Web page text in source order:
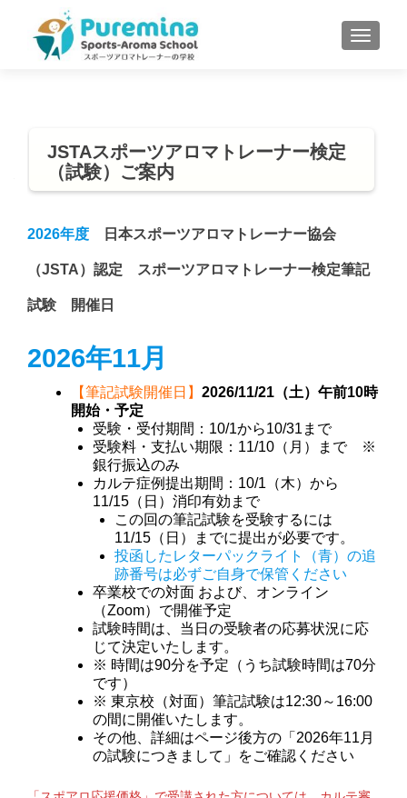
MENU
JSTAスポーツアロマトレーナー検定
（試験）ご案内
2026年度 日本スポーツアロマトレーナー協会
（JSTA）認定 スポーツアロマトレーナー検定筆記
試験 開催日
2026年11月
【筆記試験開催日】 2026/11/21（土）午前10時
開始・予定
受験・受付期間：10/1から10/31まで
受験料・支払い期限：11/10（月）まで ※
銀行振込のみ
カルテ症例提出期間：10/1（木）から
11/15（日）消印有効まで
この回の筆記試験を受験するには
11/15（日）までに提出が必要です。
投函したレターパックライト（青）の追
跡番号は必ずご自身で保管ください
卒業校での対面 および、オンライン
（Zoom）で開催予定
試験時間は、当日の受験者の応募状況に応
じて決定いたします。
※ 時間は90分を予定（うち試験時間は70分
です）
※ 東京校（対面）筆記試験は12:30～16:00
の間に開催いたします。
その他、詳細はページ後方の「2026年11月
の試験につきまして」をご確認ください